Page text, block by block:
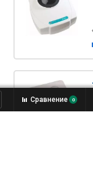
Сравнение 0